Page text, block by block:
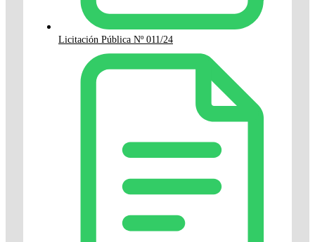
Licitación Pública Nº 011/24